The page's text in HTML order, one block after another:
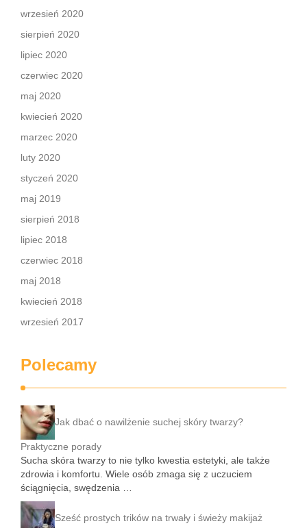
wrzesień 2020
sierpień 2020
lipiec 2020
czerwiec 2020
maj 2020
kwiecień 2020
marzec 2020
luty 2020
styczeń 2020
maj 2019
sierpień 2018
lipiec 2018
czerwiec 2018
maj 2018
kwiecień 2018
wrzesień 2017
Polecamy
Jak dbać o nawilżenie suchej skóry twarzy?
Praktyczne porady
Sucha skóra twarzy to nie tylko kwestia estetyki, ale także
zdrowia i komfortu. Wiele osób zmaga się z uczuciem
ściągnięcia, swędzenia …
Sześć prostych trików na trwały i świeży makijaż